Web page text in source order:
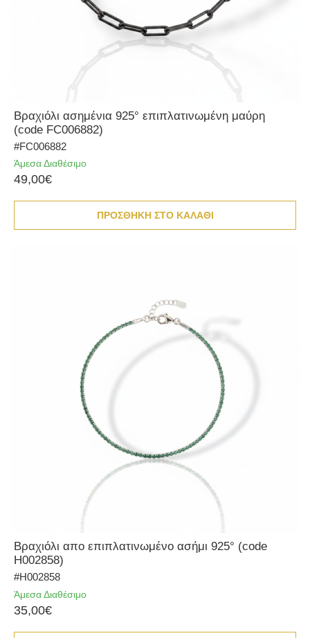
Βραχιόλι ασημένια 925° επιπλατινωμένη μαύρη
(code FC006882)
#FC006882
Άμεσα Διαθέσιμο
49,00€
ΠΡΟΣΘΗΚΗ ΣΤΟ ΚΑΛΑΘΙ
Βραχιόλι απο επιπλατινωμένο ασήμι 925° (code
H002858)
#H002858
Άμεσα Διαθέσιμο
35,00€